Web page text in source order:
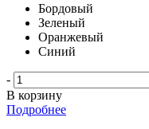
Бордовый
Зеленый
Оранжевый
Синий
-
В корзину
Подробнее